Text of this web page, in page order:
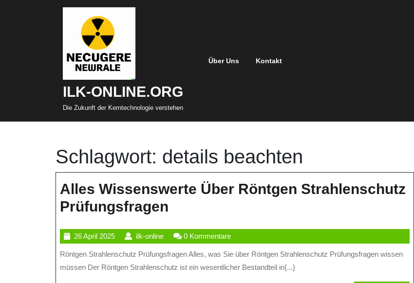
ILK-ONLINE.ORG
Die Zukunft der Kerntechnologie verstehen
Über Uns Kontakt
Schlagwort: details beachten
Alles Wissenswerte Über Röntgen Strahlenschutz
Prüfungsfragen
Über
Röntgen
26 April 202526
April
2025
ilk-onlineilk-
online
0 Kommentare
Röntgen Strahlenschutz Prüfungsfragen Alles, was Sie über Röntgen Strahlenschutz Prüfungsfragen wissen
müssen Der Röntgen Strahlenschutz ist ein wesentlicher Bestandteil in{...}